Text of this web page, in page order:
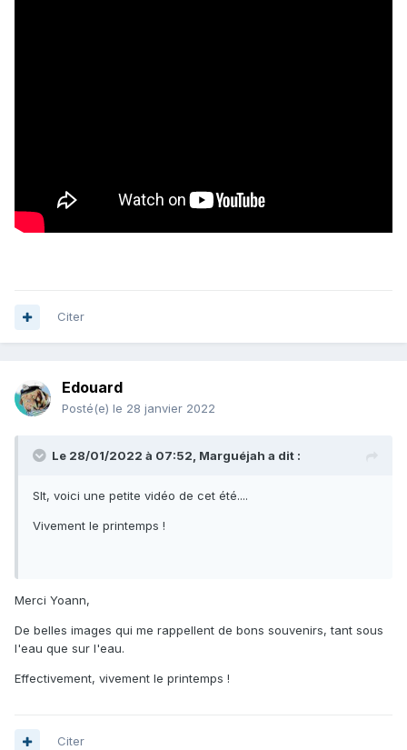
Citer
Edouard
Posté(e) le 28 janvier 2022
Le 28/01/2022 à 07:52, Marguéjah a dit :
Slt, voici une petite vidéo de cet été....
Vivement le printemps !
Merci Yoann,
De belles images qui me rappellent de bons souvenirs, tant sous
l'eau que sur l'eau.
Effectivement, vivement le printemps !
Citer